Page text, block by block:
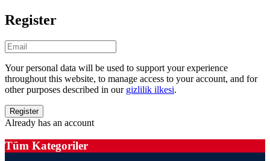
Register
Your personal data will be used to support your experience
throughout this website, to manage access to your account, and for
other purposes described in our gizlilik ilkesi.
Already has an account
Tüm Kategoriler